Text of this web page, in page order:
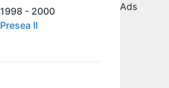
1998 - 2000
Presea II
Ads